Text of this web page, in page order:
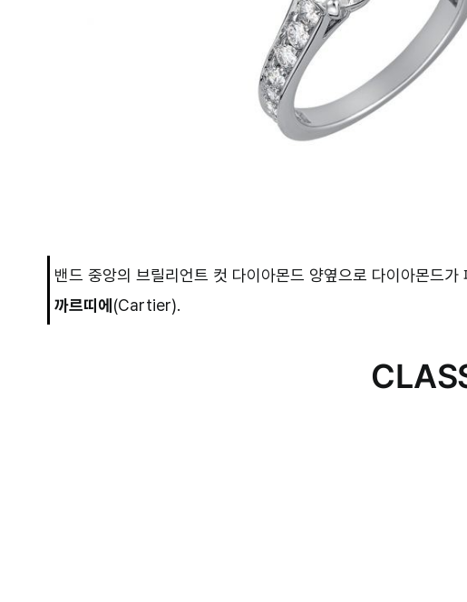
밴드 중앙의 브릴리언트 컷 다이아몬드 양옆으로 다이아몬드
까르띠에 (Cartier).